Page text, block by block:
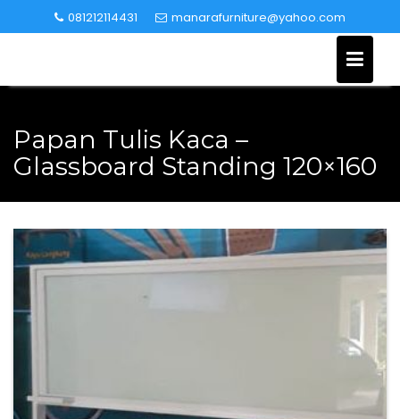
to
081212114431 manarafurniture@yahoo.com
Papan Tulis Kaca –
Glassboard Standing 120×160